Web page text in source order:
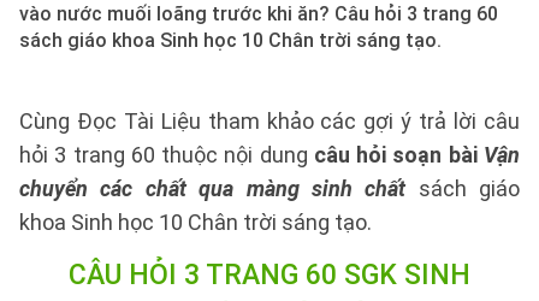
vào nước muối loãng trước khi ăn? Câu hỏi 3 trang 60
sách giáo khoa Sinh học 10 Chân trời sáng tạo.
Cùng Đọc Tài Liệu tham khảo các gợi ý trả lời câu
hỏi 3 trang 60 thuộc nội dung câu hỏi soạn bài Vận
chuyển các chất qua màng sinh chất sách giáo
khoa Sinh học 10 Chân trời sáng tạo.
CÂU HỎI 3 TRANG 60 SGK SINH